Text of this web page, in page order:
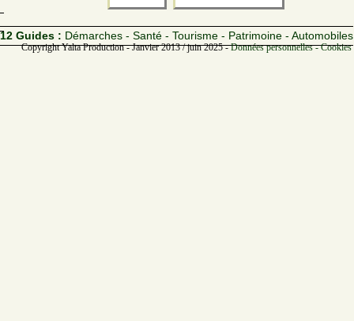
12 Guides : Démarches - Santé - Tourisme - Patrimoine - Automobiles
Copyright Yalta Production - Janvier 2013 / juin 2025 -Données personnelles -